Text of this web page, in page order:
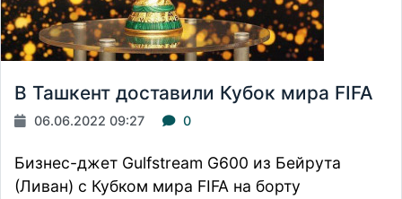
В Ташкент доставили Кубок мира FIFA
06.06.2022 09:27 0
Бизнес-джет Gulfstream G600 из Бейрута
(Ливан) с Кубком мира FIFA на борту